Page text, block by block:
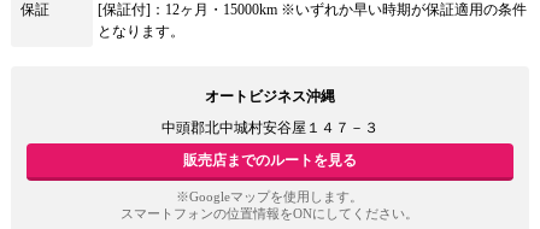
保証
[保証付]：12ヶ月・15000km ※いずれか早い時期が保証適用の条件
となります。
オートビジネス沖縄
中頭郡北中城村安谷屋１４７－３
販売店までのルートを見る
※Googleマップを使用します。
スマートフォンの位置情報をONにしてください。